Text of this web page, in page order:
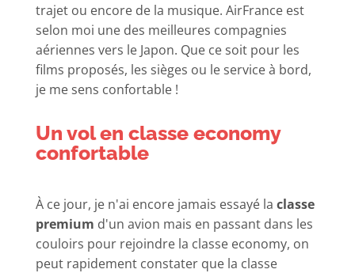
trajet ou encore de la musique. AirFrance est
selon moi une des meilleures compagnies
aériennes vers le Japon. Que ce soit pour les
films proposés, les sièges ou le service à bord,
je me sens confortable !
Un vol en classe economy
confortable
À ce jour, je n'ai encore jamais essayé la classe
premium d'un avion mais en passant dans les
couloirs pour rejoindre la classe economy, on
peut rapidement constater que la classe